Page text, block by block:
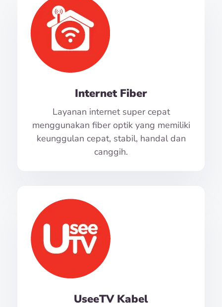
Internet Fiber
Layanan internet super cepat
menggunakan fiber optik yang memiliki
keunggulan cepat, stabil, handal dan
canggih.
UseeTV Kabel